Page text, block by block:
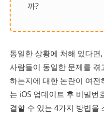
까?
동일한 상황에 처해 있다
사람들이 동일한 문제를 겪
하는지에 대한 논란이 여전
는 iOS 업데이트 후 비밀번
결할 수 있는 4가지 방법을